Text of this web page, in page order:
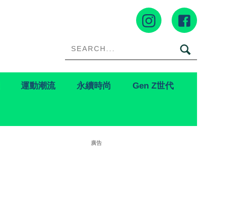
運動潮流 永續時尚 Gen Z世代
廣告